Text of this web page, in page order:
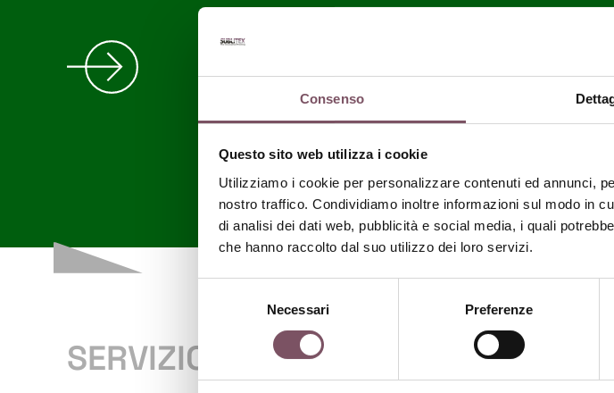
Consenso
Questo sito web utilizza i cookie
Utilizziamo i cookie per personalizzare contenuti ed annunci,
nostro traffico. Condividiamo inoltre informazioni sul modo in
di analisi dei dati web, pubblicità e social media, i quali
che hanno raccolto dal suo utilizzo dei loro servizi.
Necessari Preferenze
CERTIFICAZIONI
NEWS
SERVIZIO DI FACON